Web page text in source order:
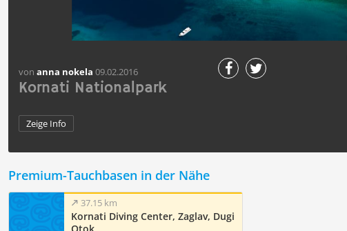
von anna nokela 09.02.2016
Kornati Nationalpark
Zeige Info
Premium-Tauchbasen in der Nähe
37.15 km
Kornati Diving Center, Zaglav, Dugi